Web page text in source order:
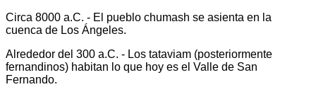
Circa 8000 a.C. - El pueblo chumash se asienta en la
cuenca de Los Ángeles.
Alrededor del 300 a.C. - Los tataviam (posteriormente
fernandinos) habitan lo que hoy es el Valle de San
Fernando.